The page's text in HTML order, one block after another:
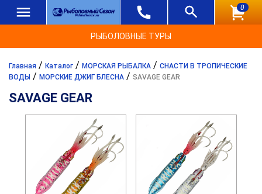
0
РЫБОЛОВНЫЕ ТУРЫ
Главная / Каталог / МОРСКАЯ РЫБАЛКА / СНАСТИ В ТРОПИЧЕСКИЕ
ВОДЫ / МОРСКИЕ ДЖИГ БЛЕСНА / SAVAGE GEAR
SAVAGE GEAR